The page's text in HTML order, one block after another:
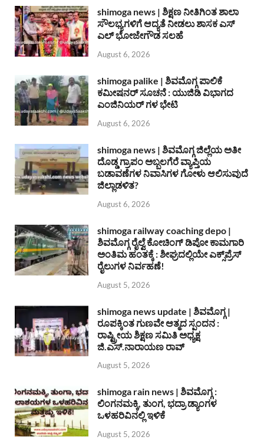
shimoga news | ಶಿಕ್ಷಣ ನೀತಿಗಿಂತ ಶಾಲಾ
ಸೌಲಭ್ಯಗಳಿಗೆ ಆದ್ಯತೆ ನೀಡಲು ಶಾಸಕ ಎಸ್
ಎಲ್ ಭೋಜೇಗೌಡ ಸಲಹೆ
August 6, 2026
shimoga palike | ಶಿವಮೊಗ್ಗ ಪಾಲಿಕೆ
ಕಮೀಷನರ್ ಸೂಚನೆ : ಯುಜಿಡಿ ವಿಭಾಗದ
ಎಂಜಿನಿಯರ್ ಗಳ ಭೇಟಿ
August 6, 2026
shimoga news | ಶಿವಮೊಗ್ಗ ಜಿಲ್ಲೆಯ ಅತೀ
ದೊಡ್ಡ ಗ್ರಾಪಂ ಅಬ್ಬಲಗೆರೆ ವ್ಯಾಪ್ತಿಯ
ಬಡಾವಣೆಗಳ ನಿವಾಸಿಗಳ ಗೋಳು ಆಲಿಸುವುದೆ
ಜಿಲ್ಲಾಡಳಿತ?
August 6, 2026
shimoga railway coaching depo |
ಶಿವಮೊಗ್ಗ ರೈಲ್ವೆ ಕೋಚಿಂಗ್ ಡಿಪೋ ಕಾಮಗಾರಿ
ಅಂತಿಮ ಹಂತಕ್ಕೆ : ಶೀಘ್ರದಲ್ಲಿಯೇ ಎಕ್ಸ್‌ಪ್ರೆಸ್
ರೈಲುಗಳ ನಿರ್ವಹಣೆ!
August 5, 2026
shimoga news update | ಶಿವಮೊಗ್ಗ |
ರೂಪಕ್ಕಿಂತ ಗುಣವೇ ಆತ್ಮದ ಸ್ಪಂದನ :
ರಾಷ್ಟ್ರೀಯ ಶಿಕ್ಷಣ ಸಮಿತಿ ಅಧ್ಯಕ್ಷ
ಜಿ.ಎಸ್.ನಾರಾಯಣ ರಾವ್
August 5, 2026
shimoga rain news | ಶಿವಮೊಗ್ಗ :
ಲಿಂಗನಮಕ್ಕಿ, ತುಂಗ, ಭದ್ರಾ ಡ್ಯಾಂಗಳ
ಒಳಹರಿವಿನಲ್ಲಿ ಇಳಿಕೆ
August 5, 2026